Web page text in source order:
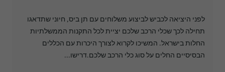
לפני היציאה לכביש לביצוע משלוחים עם תן ביס, חיוני שתדאגו
תחילה לכך שכלי הרכב שלכם יציית לכל התקנות הממשלתיות
החלות בישראל. המשיכו לקרוא לצורך היכרות עם הכללים
הבסיסיים החלים על סוג כלי הרכב שלכם.דרישו...